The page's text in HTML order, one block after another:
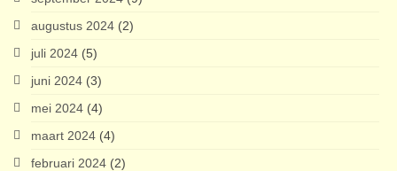
augustus 2024 (2)
juli 2024 (5)
juni 2024 (3)
mei 2024 (4)
maart 2024 (4)
februari 2024 (2)